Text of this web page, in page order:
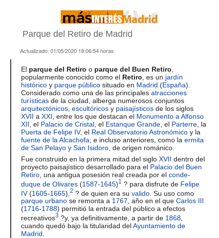
Parque del Retiro de Madrid
Actualizado: 01/05/2020 18:06:54horas
El parque del Retiro o parque del Buen Retiro
popularmente conocido como el Retiro , es un jardín
histórico y parque público situado en Madrid (España).
Considerado como una de las principales atracciones
turísticas de la ciudad, alberga numerosos conjuntos
arquitectónicos escultóricos y paisajísticos de los siglos
XVII a XXI , entre los que destacan el Monumento a Alfonso
XII , el Palacio de Cristal , el Estanque Grande , el Parterre , la
Puerta de Felipe IV, el Real Observatorio Astronómico y la
fuente de la Alcachofa; e incluso anteriores, como la ermita
de San Pelayo y San Isidoro , de origen románico.
Fue construido en la primera mitad del siglo XVII dentro del
proyecto paisajístico desarrollado para el Palacio del Buen
Retiro , una antigua posesión real creada por el conde-
duque de Olivares (1587-1645)1 ? para disfrute de Felipe
IV(1605-1665), 2 ? de quien era suvalido . Su uso como
parque urbano se remonta a 1767, año en el que Carlos III
(1716-1788) permitió la entrada del público a efectos
recreativos3 ?y, ya definitivamente, a partir de 1868
cuando quedó bajo la titularidad delAyuntamiento de
Madrid